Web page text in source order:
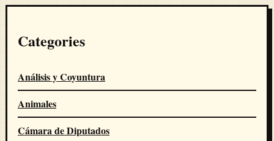
Categories
Análisis y Coyuntura
Animales
Cámara de Diputados